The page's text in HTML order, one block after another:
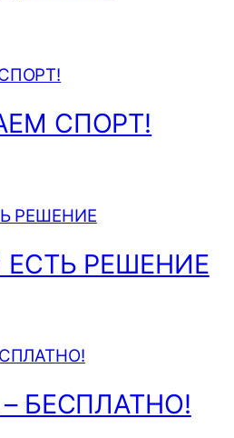
СПОРТ!
РЕШЕНИЕ
БЕСПЛАТНО!